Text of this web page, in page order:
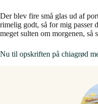
Der blev fire små glas ud af
rimelig godt, så for mig passer
meget sulten om morgenen, så
Nu til opskriften på chiagrød